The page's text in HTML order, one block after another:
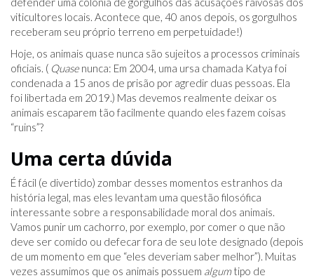
viticultores locais. Acontece que, 40 anos depois, os gorgulhos
receberam seu próprio terreno em perpetuidade!)
Hoje, os animais quase nunca são sujeitos a processos criminais
oficiais. ( Quasenunca: Em 2004, uma ursa chamada Katya foi
condenada a 15 anos de prisão por agredir duas pessoas. Ela
foi libertada em 2019.) Mas devemos realmente deixar os
animais escaparem tão facilmente quando eles fazem coisas
“ruins”?
Uma certa dúvida
É fácil (e divertido) zombar desses momentos estranhos da
história legal, mas eles levantam uma questão filosófica
interessante sobre a responsabilidade moral dos animais.
Vamos punir um cachorro, por exemplo, por comer o que não
deve ser comido ou defecar fora de seu lote designado (depois
de um momento em que “eles deveriam saber melhor”). Muitas
vezes assumimos que os animais possuem algumtipo de